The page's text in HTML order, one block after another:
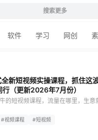
软件 学习 网创
新短视频实操课程，抓住这
（更新2026年7月份）
视频课程 短视频
搜索更多